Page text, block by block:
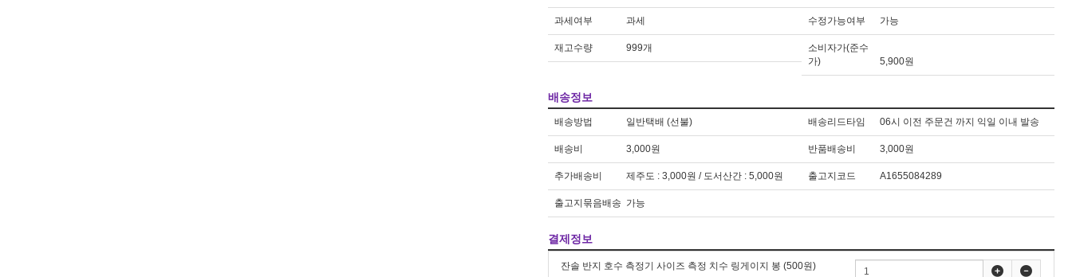
과세여부 과세 수정가능여부 가능
재고수량 999개
소비자가(준수
가)
5,900원
배송정보
배송방법 일반택배 (선불) 배송리드타임 06시 이전 주문건 까지 익일 이내 발송
배송비 3,000원 반품배송비 3,000원
추가배송비 제주도 : 3,000원 / 도서산간 : 5,000원 출고지코드 A1655084289
출고지묶음배송 가능
결제정보
잔솔 반지 호수 측정기 사이즈 측정 치수 링게이지 봉 (500원)